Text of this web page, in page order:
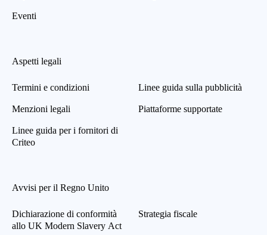
Eventi
Aspetti legali
Termini e condizioni
Menzioni legali
Linee guida per i fornitori di
Criteo
Linee guida sulla pubblicità
Piattaforme supportate
Avvisi per il Regno Unito
Dichiarazione di conformità
allo UK Modern Slavery Act
Strategia fiscale